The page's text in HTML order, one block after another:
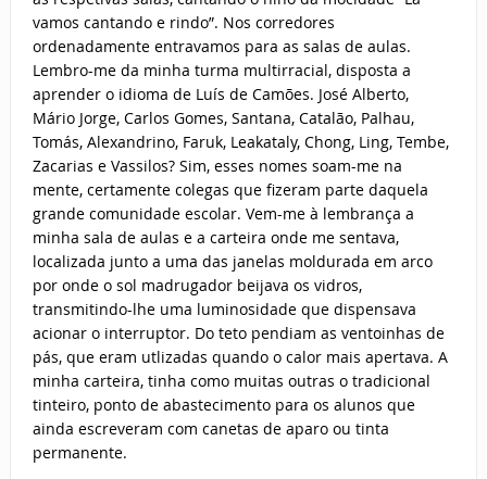
vamos cantando e rindo”. Nos corredores
ordenadamente entravamos para as salas de aulas.
Lembro-me da minha turma multirracial, disposta a
aprender o idioma de Luís de Camões. José Alberto,
Mário Jorge, Carlos Gomes, Santana, Catalão, Palhau,
Tomás, Alexandrino, Faruk, Leakataly, Chong, Ling, Tembe,
Zacarias e Vassilos? Sim, esses nomes soam-me na
mente, certamente colegas que fizeram parte daquela
grande comunidade escolar. Vem-me à lembrança a
minha sala de aulas e a carteira onde me sentava,
localizada junto a uma das janelas moldurada em arco
por onde o sol madrugador beijava os vidros,
transmitindo-lhe uma luminosidade que dispensava
acionar o interruptor. Do teto pendiam as ventoinhas de
pás, que eram utlizadas quando o calor mais apertava. A
minha carteira, tinha como muitas outras o tradicional
tinteiro, ponto de abastecimento para os alunos que
ainda escreveram com canetas de aparo ou tinta
permanente.